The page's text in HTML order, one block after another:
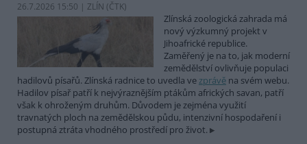
26.7.2026 15:50 | ZLÍN (ČTK)
Zlínská zoologická zahrada má
nový výzkumný projekt v
Jihoafrické republice.
Zaměřený je na to, jak moderní
zemědělství ovlivňuje populaci
hadilovů písařů. Zlínská radnice to uvedla vezprávě na svém webu.
Hadilov písař patří k nejvýraznějším ptákům afrických savan, patří
však k ohroženým druhům. Důvodem je zejména využití
travnatých ploch na zemědělskou půdu, intenzivní hospodaření i
postupná ztráta vhodného prostředí pro život.